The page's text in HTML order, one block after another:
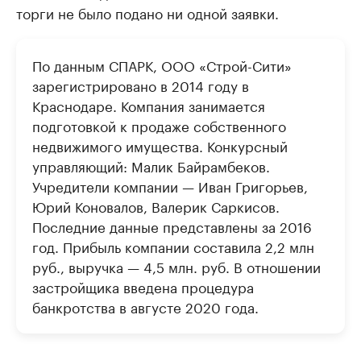
торги не было подано ни одной заявки.
По данным СПАРК, ООО «Строй-Сити»
зарегистрировано в 2014 году в
Краснодаре. Компания занимается
подготовкой к продаже собственного
недвижимого имущества. Конкурсный
управляющий: Малик Байрамбеков.
Учредители компании — Иван Григорьев,
Юрий Коновалов, Валерик Саркисов.
Последние данные представлены за 2016
год. Прибыль компании составила 2,2 млн
руб., выручка — 4,5 млн. руб. В отношении
застройщика введена процедура
банкротства в августе 2020 года.